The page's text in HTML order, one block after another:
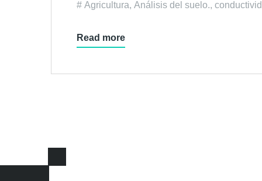
Agricultura, Análisis del suelo.,
Read more